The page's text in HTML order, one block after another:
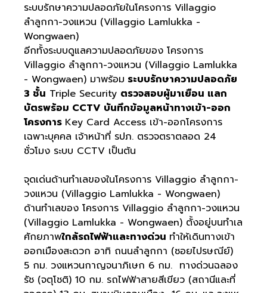
ระบบรักษาความปลอดภัยในโครงการ Villaggio
ลำลูกกา-วงแหวน (Villaggio Lamlukka -
Wongwaen)
อีกทั้งระบบดูแลความปลอดภัยของ โครงการ
Villaggio ลำลูกกา-วงแหวน (Villaggio Lamlukka
- Wongwaen) มาพร้อม ระบบรักษาความปลอดภัย
3 ชั้น Triple Security ตรวจสอบผู้มาเยือน แลก
บัตรพร้อม CCTV บันทึกข้อมูลหน้าทางเข้า-ออก
โครงการ Key Card Access เข้า-ออกโครงการ
เฉพาะบุคคล เจ้าหน้าที่ รปภ. ตรวจตราตลอด 24
ชั่วโมง ระบบ CCTV เป็นต้น
จุดเด่นด้านทำเลของในโครงการ Villaggio ลำลูกกา-
วงแหวน (Villaggio Lamlukka - Wongwaen)
ด้านทำเลของ โครงการ Villaggio ลำลูกกา-วงแหวน
(Villaggio Lamlukka - Wongwaen) ตั้งอยู่บนทำเล
ศักยภาพใกล้รถไฟฟ้าและทางด่วน ทำให้เดินทางเข้า
ออกเมืองสะดวก อาทิ ถนนลำลูกกา (ซอยไปรษณีย์)
5 กม. วงแหวนกาญจนาภิเษก 6 กม. ทางด่วนฉลอง
รัช (จตุโชติ) 10 กม. รถไฟฟ้าสายสีเขียว (สถานีและที่